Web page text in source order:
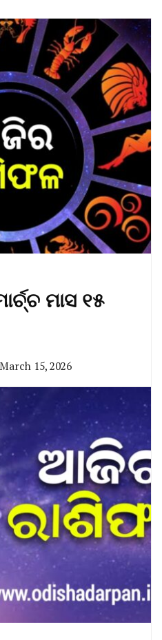
ମାସ ୧୫
March 15, 2026